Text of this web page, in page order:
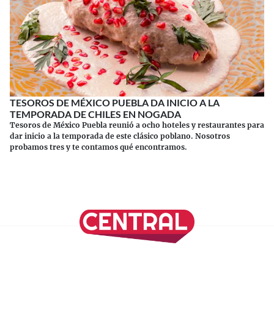
TESOROS DE MÉXICO PUEBLA DA INICIO A LA
TEMPORADA DE CHILES EN NOGADA
Tesoros de México Puebla reunió a ocho hoteles y restaurantes para
dar inicio a la temporada de este clásico poblano. Nosotros
probamos tres y te contamos qué encontramos.